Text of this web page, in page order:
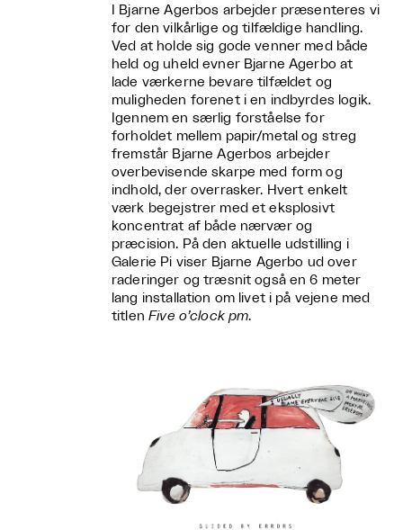
I Bjarne Agerbos arbejder præsenteres vi
for den vilkårlige og tilfældige handling.
Ved at holde sig gode venner med både
held og uheld evner Bjarne Agerbo at
lade værkerne bevare tilfældet og
muligheden forenet i en indbyrdes logik.
Igennem en særlig forståelse for
forholdet mellem papir/metal og streg
fremstår Bjarne Agerbos arbejder
overbevisende skarpe med form og
indhold, der overrasker. Hvert enkelt
værk begejstrer med et eksplosivt
koncentrat af både nærvær og
præcision. På den aktuelle udstilling i
Galerie Pi viser Bjarne Agerbo ud over
raderinger og træsnit også en 6 meter
lang installation om livet i på vejene med
titlenFive o’clock pm.